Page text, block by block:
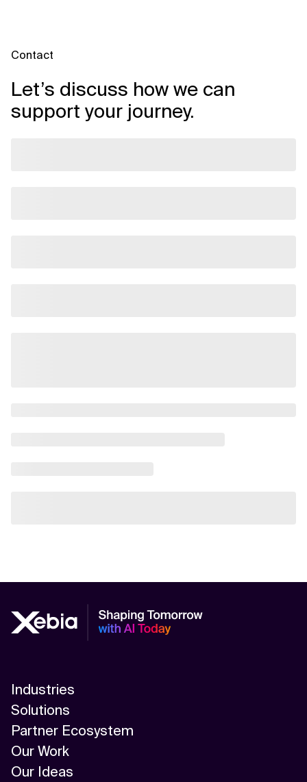
Contact
Let’s discuss how we can
support your journey.
Industries
Solutions
Partner Ecosystem
Our Work
Our Ideas